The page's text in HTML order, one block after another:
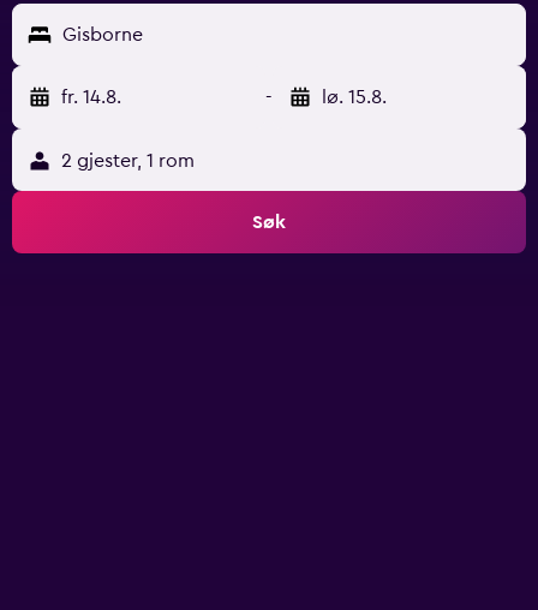
Gisborne
fr. 14.8. - lø. 15.8.
2 gjester, 1 rom
Søk